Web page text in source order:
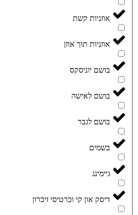
אוזניות קשת
אוזניות תוך אוזן
בושם יוניסקס
בושם לאישה
בושם לגבר
בשמים
גיימינג
דיסק און קי וכרטיסי זיכרון